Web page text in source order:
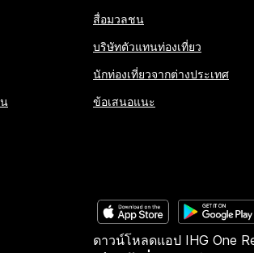
สื่อมวลชน
บริษัทตัวแทนท่องเที่ยว
นักท่องเที่ยวจากต่างประเทศ
ข้อเสนอแนะ
ดาวน์โหลดแอป IHG One